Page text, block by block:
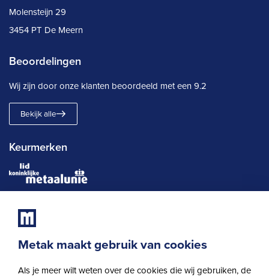
Metak maakt gebruik van cookies
Als je meer wilt weten over de cookies die wij gebruiken, de
Molensteijn 29
3454 PT De Meern
Beoordelingen
Wij zijn door onze klanten beoordeeld met een9.2
Bekijk alle
Keurmerken
Privacybeleid